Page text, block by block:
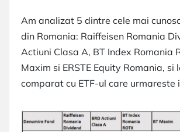
Am analizat 5 dintre cele mai
din Romania: Raiffeisen Romania
Actiuni Clasa A, BT Index Romania
Maxim si ERSTE Equity Romania, si
comparat cu ETF-ul care urmareste